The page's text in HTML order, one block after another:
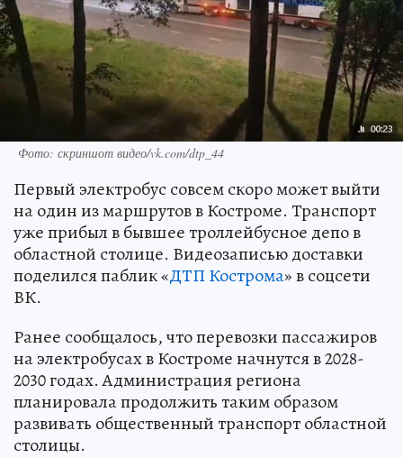
Фото: скриншот видео/vk.com/dtp_44
Первый электробус совсем скоро может выйти
на один из маршрутов в Костроме. Транспорт
уже прибыл в бывшее троллейбусное депо в
областной столице. Видеозаписью доставки
поделился паблик «ДТП Кострома» в соцсети
ВК.
Ранее сообщалось, что перевозки пассажиров
на электробусах в Костроме начнутся в 2028-
2030 годах. Администрация региона
планировала продолжить таким образом
развивать общественный транспорт областной
столицы.